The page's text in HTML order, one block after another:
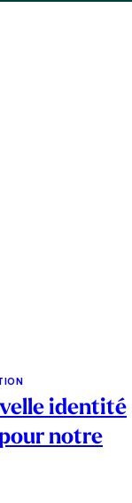
identité
notre